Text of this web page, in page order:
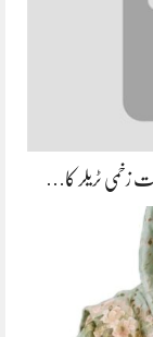
زخمی ٹریلر کا…